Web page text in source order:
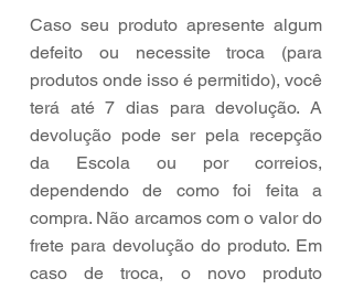
Caso seu produto apresente algum
defeito ou necessite troca (para
produtos onde isso é permitido), você
terá até 7 dias para devolução. A
devolução pode ser pela recepção
da Escola ou por correios,
dependendo de como foi feita a
compra. Não arcamos com o valor do
frete para devolução do produto. Em
caso de troca, o novo produto